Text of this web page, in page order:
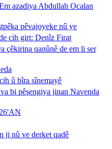
azadiya Abdullah Ocalan
pêvajoyeke nû ye
cih girt: Denîz Firat
çêkirina qanûnê de em li ser
û bîra sînemayê
bi pêşengiya jinan Navenda
ji nû ve derket qadê